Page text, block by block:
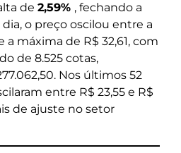
de 2,59% , fechando a
dia, o preço oscilou entre a
a máxima de R$ 32,61, com
de 8.525 cotas,
Nos últimos 52
entre R$ 23,55 e R$
de ajuste no setor